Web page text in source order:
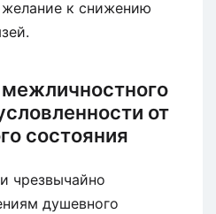
к снижению
от
состояния
чрезвычайно
душевного